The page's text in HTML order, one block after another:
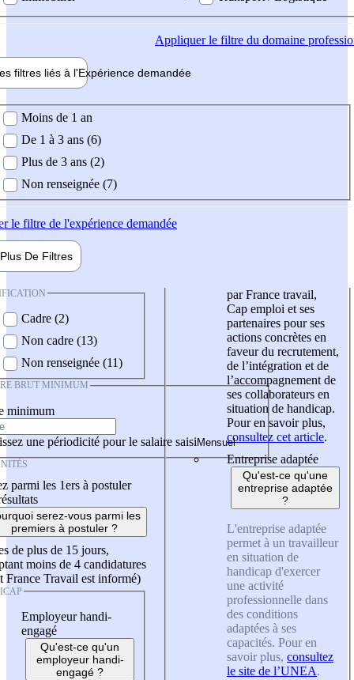
Appliquerle filtre du domaine
filtres liés à l'Expérience demandée
demandée
Moins de 1 an
De 1 à 3 ans (6)
Plus de 3 ans (2)
Non renseignée (7)
le filtre de l'expérience demandée
Plus De Filtres
Cadre (2)
Non cadre (13)
Non renseignée (11)
BRUT MINIMUM
minimum
une périodicité pour le salaire saisi
parmi les 1ers à postuler
serez-vous parmi les
premiers à postuler ?
de plus de 15 jours,
moins de 4 candidatures
France Travail est informé)
Employeur handi-
engagé
Qu'est-ce qu'un
employeur handi-
engagé ?
par France travail,
Cap emploi et ses
partenaires pour ses
actions concrètes en
faveur du recrutement,
de l’intégration et de
l’accompagnement de
ses collaborateurs en
situation de handicap.
Pour en savoir plus,
consultez cet article.
Entreprise adaptée
Qu'est-ce qu'une
entreprise adaptée
?
L'entreprise adaptée
permet à un travailleur
en situation de
handicap d'exercer
une activité
professionnelle dans
des conditions
adaptées à ses
capacités. Pour en
savoir plus, consultez
le site de l’UNEA.